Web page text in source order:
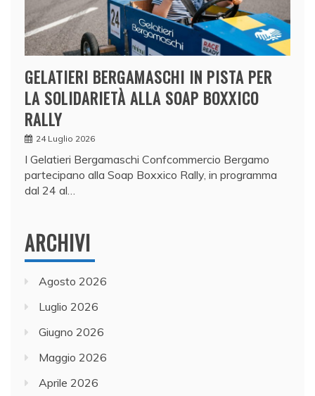
GELATIERI BERGAMASCHI IN PISTA PER
LA SOLIDARIETÀ ALLA SOAP BOXXICO
RALLY
24 Luglio 2026
I Gelatieri Bergamaschi Confcommercio Bergamo
partecipano alla Soap Boxxico Rally, in programma
dal 24 al…
ARCHIVI
Agosto 2026
Luglio 2026
Giugno 2026
Maggio 2026
Aprile 2026